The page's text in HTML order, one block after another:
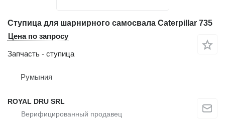
Ступица для шарнирного самосвала Caterpillar 735
Цена по запросу
Запчасть - ступица
Румыния
ROYAL DRU SRL